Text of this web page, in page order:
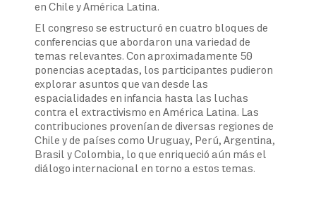
en Chile y América Latina.
El congreso se estructuró en cuatro bloques de
conferencias que abordaron una variedad de
temas relevantes. Con aproximadamente 50
ponencias aceptadas, los participantes pudieron
explorar asuntos que van desde las
espacialidades en infancia hasta las luchas
contra el extractivismo en América Latina. Las
contribuciones provenían de diversas regiones de
Chile y de países como Uruguay, Perú, Argentina,
Brasil y Colombia, lo que enriqueció aún más el
diálogo internacional en torno a estos temas.